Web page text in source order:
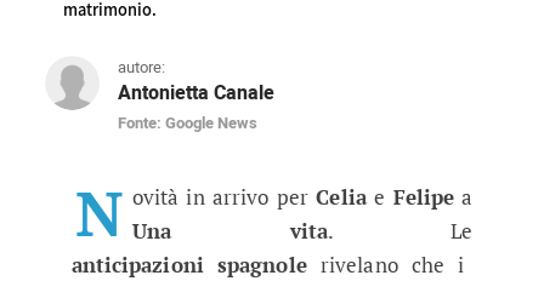
matrimonio.
autore:
Antonietta Canale
Fonte: Google News
Una Vita anticipazioni, puntate
N ovità in arrivo perCeliae Felipe a
Una vita. Le
anticipazioni spagnolerivelano che i